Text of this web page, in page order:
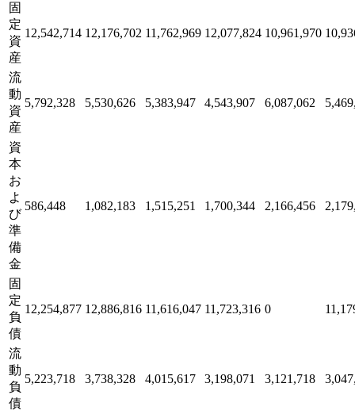
固
定
資
産
12,542,714 12,176,702 11,762,969 12,077,824 10,961,970
流
動
資
産
5,792,328 5,530,626 5,383,947 4,543,907 6,087,062
資
本
お
よ
び
準
備
金
586,448 1,082,183 1,515,251 1,700,344 2,166,456
固
定
負
債
12,254,877 12,886,816 11,616,047 11,723,316 0
流
動
負
債
5,223,718 3,738,328 4,015,617 3,198,071 3,121,718